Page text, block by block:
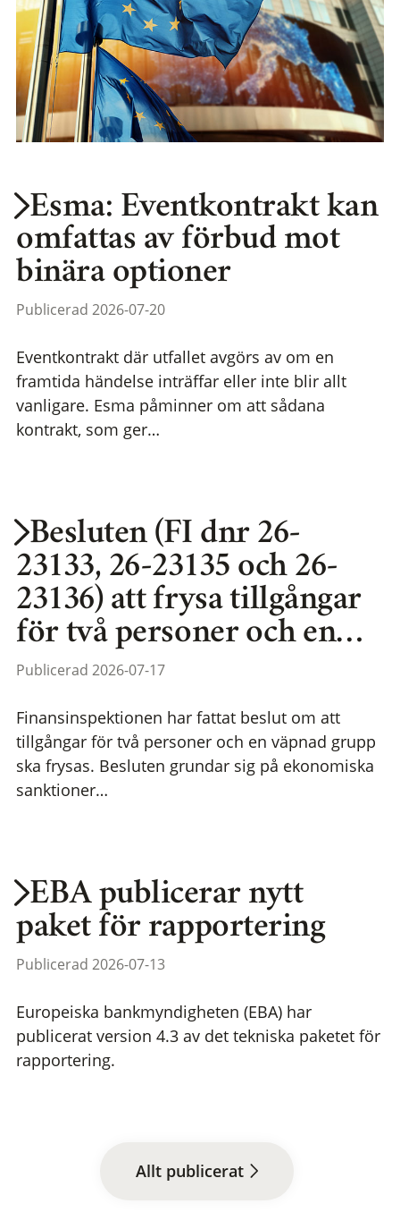
Esma: Eventkontrakt kan
omfattas av förbud mot
binära optioner
Publicerad 2026-07-20
Eventkontrakt där utfallet avgörs av om en
framtida händelse inträffar eller inte blir allt
vanligare. Esma påminner om att sådana
kontrakt, som ger…
Besluten (FI dnr 26-
23133, 26-23135 och 26-
23136) att frysa tillgångar
för två personer och en…
Publicerad 2026-07-17
Finansinspektionen har fattat beslut om att
tillgångar för två personer och en väpnad grupp
ska frysas. Besluten grundar sig på ekonomiska
sanktioner…
EBA publicerar nytt
paket för rapportering
Publicerad 2026-07-13
Europeiska bankmyndigheten (EBA) har
publicerat version 4.3 av det tekniska paketet för
rapportering.
Allt publicerat